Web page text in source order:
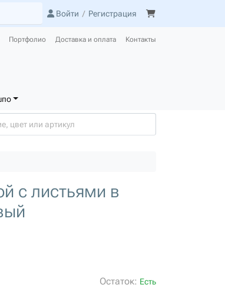
Войти / Регистрация
Портфолио Доставка и оплата Контакты
с листьями в
Остаток: Есть